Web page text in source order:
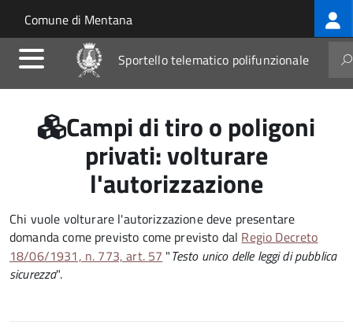
Salta al contenuto principale
Skip to site navigation
Comune di Mentana
Sportello telematico polifunzionale
Campi di tiro o poligoni
privati: volturare
l'autorizzazione
Chi vuole volturare l'autorizzazione deve presentare
domanda come previsto come previsto dal Regio Decreto
18/06/1931, n. 773, art. 57 "Testo unico delle leggi di pubblica
sicurezza".